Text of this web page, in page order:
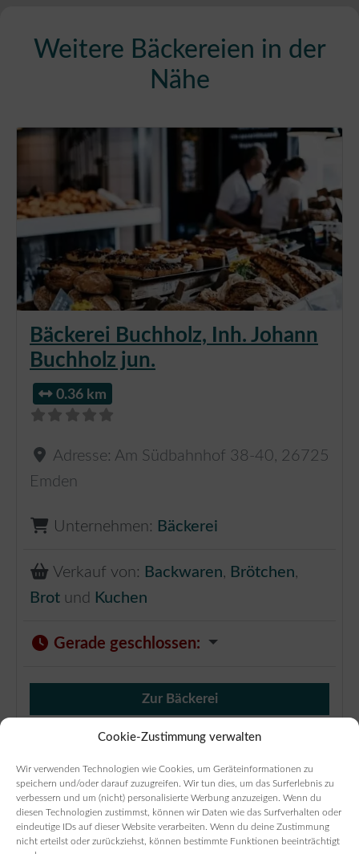
Cookie-Zustimmung verwalten
Wir verwenden Technologien wie Cookies, um Geräteinformationen zu
speichern und/oder darauf zuzugreifen. Wir tun dies, um das Surferlebnis zu
verbessern und um (nicht) personalisierte Werbung anzuzeigen. Wenn du
diesen Technologien zustimmst, können wir Daten wie das Surfverhalten oder
eindeutige IDs auf dieser Website verarbeiten. Wenn du deine Zustimmung
nicht erteilst oder zurückziehst, können bestimmte Funktionen beeinträchtigt
Weitere Bäckereien in der
Nähe
Bäckerei Buchholz, Inh. Johann
Buchholz jun.
0.36 km
Adresse: Am Südbahnhof 38-40, 26725
Emden
Unternehmen: Bäckerei
Verkauf von: Backwaren, Brötchen,
Brot und Kuchen
Gerade geschlossen:
Verkauf von Brötchen,
Zur Bäckerei